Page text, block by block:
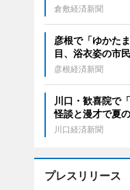
倉敷経済新聞
彦根で「ゆかた
目、浴衣姿の市
彦根経済新聞
川口・歓喜院で
怪談と漫才で夏
川口経済新聞
プレスリリース